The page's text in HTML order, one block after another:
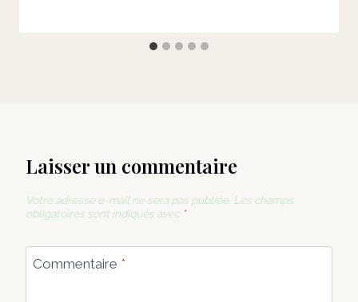
Laisser un commentaire
Votre adresse e-mail ne sera pas publiée. Les champs
obligatoires sont indiqués avec *
Commentaire *